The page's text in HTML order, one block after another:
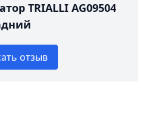
TRIALLI AG09504
отзыв